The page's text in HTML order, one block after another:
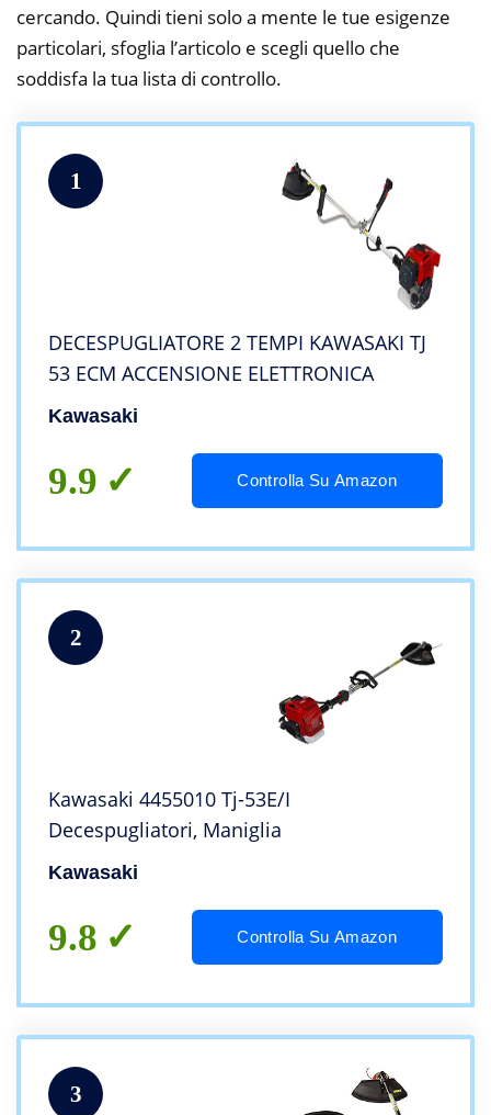
cercando. Quindi tieni solo a mente le tue esigenze
particolari, sfoglia l’articolo e scegli quello che
soddisfa la tua lista di controllo.
1
DECESPUGLIATORE 2 TEMPI KAWASAKI TJ
53 ECM ACCENSIONE ELETTRONICA
Kawasaki
9.9 Controlla Su Amazon
2
Kawasaki 4455010 Tj-53E/I
Decespugliatori, Maniglia
Kawasaki
9.8 Controlla Su Amazon
3